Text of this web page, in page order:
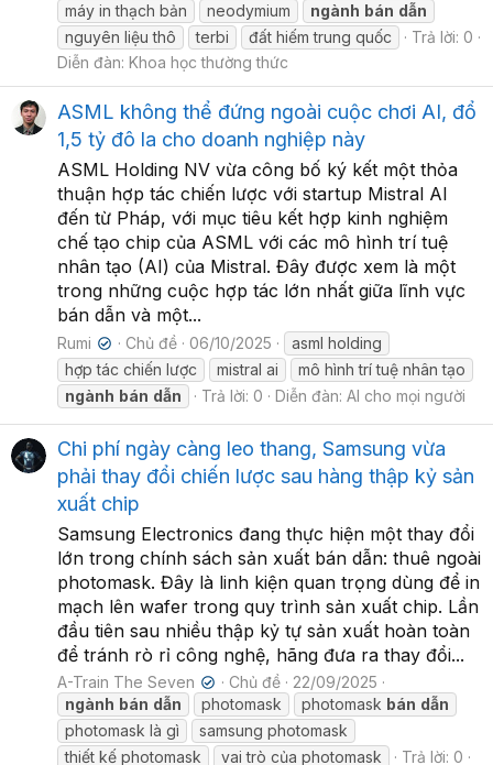
máy in thạch bản
neodymium ngành bán dẫn
nguyên liệu thô
terbi đất hiếm trung quốc
Trả lời: 0
Diễn đàn: Khoa học thường thức
ASML không thể đứng ngoài cuộc chơi AI, đổ
1,5 tỷ đô la cho doanh nghiệp này
ASML Holding NV vừa công bố ký kết một thỏa
thuận hợp tác chiến lược với startup Mistral AI
đến từ Pháp, với mục tiêu kết hợp kinh nghiệm
chế tạo chip của ASML với các mô hình trí tuệ
nhân tạo (AI) của Mistral. Đây được xem là một
trong những cuộc hợp tác lớn nhất giữa lĩnh vực
bán dẫn và một...
Rumi ✔ Chủ đề 06/10/2025
asml holding
hợp tác chiến lược
mistral ai
mô hình trí tuệ nhân tạo
ngành bán dẫn Trả lời: 0 Diễn đàn: AI cho mọi người
Chi phí ngày càng leo thang, Samsung vừa
phải thay đổi chiến lược sau hàng thập kỷ sản
xuất chip
Samsung Electronics đang thực hiện một thay đổi
lớn trong chính sách sản xuất bán dẫn: thuê ngoài
photomask. Đây là linh kiện quan trọng dùng để in
mạch lên wafer trong quy trình sản xuất chip. Lần
đầu tiên sau nhiều thập kỷ tự sản xuất hoàn toàn
để tránh rò rỉ công nghệ, hãng đưa ra thay đổi...
A-Train The Seven ✔ Chủ đề
22/09/2025
ngành bán dẫn photomask photomask bán dẫn
photomask là gì
samsung photomask
thiết kế photomask
vai trò của photomask Trả lời: 0